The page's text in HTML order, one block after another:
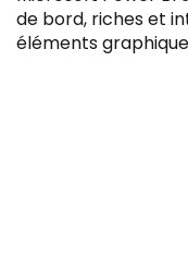
de bord, riches et
éléments